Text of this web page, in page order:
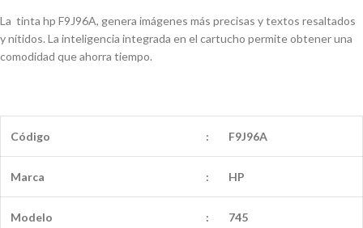
La tinta hp F9J96A, genera imágenes más precisas y textos resaltados
y nítidos. La inteligencia integrada en el cartucho permite obtener una
comodidad que ahorra tiempo.
Código : F9J96A
Marca : HP
Modelo : 745